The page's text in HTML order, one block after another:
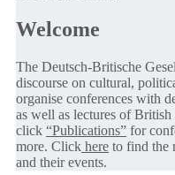
Welcome
The Deutsch-Britische
discourse on cultural,
organise conferences with
as well as lectures of British
click “Publications” for
more. Click here to find the
and their events.